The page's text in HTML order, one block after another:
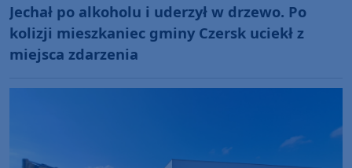
Jechał po alkoholu i uderzył w drzewo. Po
kolizji mieszkaniec gminy Czersk uciekł z
miejsca zdarzenia